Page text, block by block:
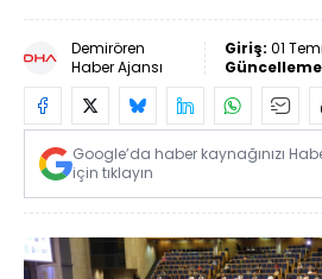
Demirören
Haber Ajansı
Giriş: 01
Google’da haber kaynağınızı
için tıklayın